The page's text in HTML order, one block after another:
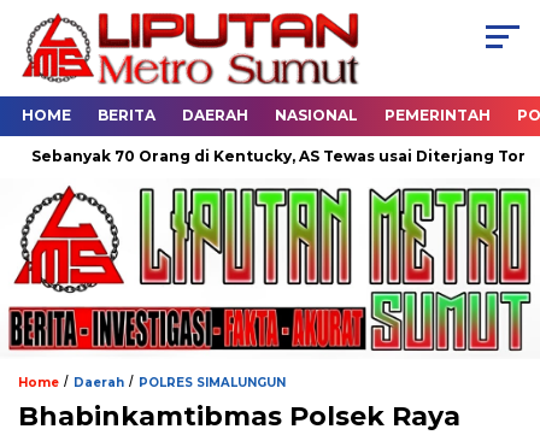
HOME BERITA DAERAH NASIONAL PEMERINTAH
70 Orang di Kentucky, AS Tewas usai Diterjang Tornado
Home / Daerah / POLRES SIMALUNGUN
Bhabinkamtibmas Polsek Raya